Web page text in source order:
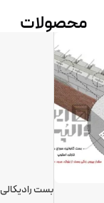
محصولات
بست رادیکالی